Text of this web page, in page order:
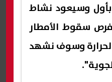
بأول وسيعود نشاط
فرص سقوط الأمطار
وسوف نشهد